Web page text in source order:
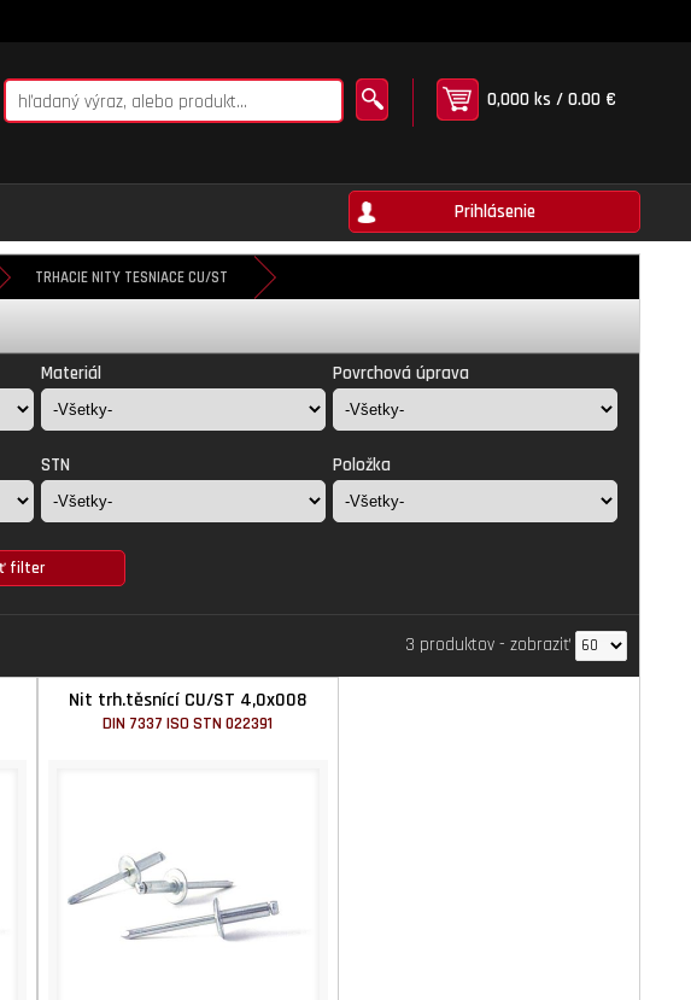
0,000 ks / 0.00 €
Prihlásenie
TRHACIE NITY TESNIACE CU/ST
Materiál Povrchová úprava
STN Položka
3 produktov - zobraziť
Nit trh.těsnící CU/ST 4,0x008
DIN 7337 ISO STN 022391